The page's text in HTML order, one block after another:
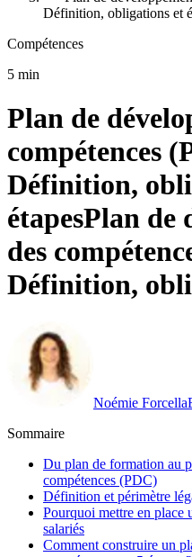
Définition, obligations et
Compétences
5 min
Plan de
compétences
Définition,
étapesPlan de
des
Définition,
Noémie Forcella
Sommaire
Du plan de formation au
compétences (PDC)
Définition et périmètre
Pourquoi mettre en
salariés
Comment construire un